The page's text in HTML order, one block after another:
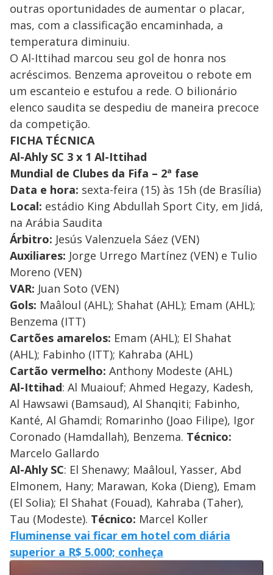
outras oportunidades de aumentar o placar,
mas, com a classificação encaminhada, a
temperatura diminuiu.
O Al-Ittihad marcou seu gol de honra nos
acréscimos. Benzema aproveitou o rebote em
um escanteio e estufou a rede. O bilionário
elenco saudita se despediu de maneira precoce
da competição.
FICHA TÉCNICA
Al-Ahly SC 3 x 1 Al-Ittihad
Mundial de Clubes da Fifa – 2ª fase
Data e hora: sexta-feira (15) às 15h (de Brasília)
Local: estádio King Abdullah Sport City, em Jidá,
na Arábia Saudita
Árbitro: Jesús Valenzuela Sáez (VEN)
Auxiliares: Jorge Urrego Martínez (VEN) e Tulio
Moreno (VEN)
VAR: Juan Soto (VEN)
Gols: Maâloul (AHL); Shahat (AHL); Emam (AHL);
Benzema (ITT)
Cartões amarelos: Emam (AHL); El Shahat
(AHL); Fabinho (ITT); Kahraba (AHL)
Cartão vermelho: Anthony Modeste (AHL)
Al-Ittihad: Al Muaiouf; Ahmed Hegazy, Kadesh,
Al Hawsawi (Bamsaud), Al Shanqiti; Fabinho,
Kanté, Al Ghamdi; Romarinho (Joao Filipe), Igor
Coronado (Hamdallah), Benzema. Técnico:
Marcelo Gallardo
Al-Ahly SC: El Shenawy; Maâloul, Yasser, Abd
Elmonem, Hany; Marawan, Koka (Dieng), Emam
(El Solia); El Shahat (Fouad), Kahraba (Taher),
Tau (Modeste). Técnico: Marcel Koller
Fluminense vai ficar em hotel com diária
superior a R$ 5.000; conheça